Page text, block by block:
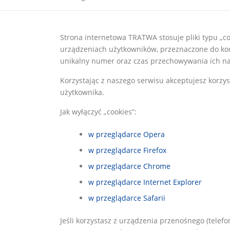
Strona internetowa TRATWA stosuje pliki typu
urządzeniach użytkowników, przeznaczone do
unikalny numer oraz czas przechowywania ich
Korzystając z naszego serwisu akceptujesz
użytkownika.
Jak wyłączyć „cookies”:
w przeglądarce Opera
w przeglądarce Firefox
w przeglądarce Chrome
w przeglądarce Internet Explorer
w przeglądarce Safarii
Jeśli korzystasz z urządzenia przenośnego